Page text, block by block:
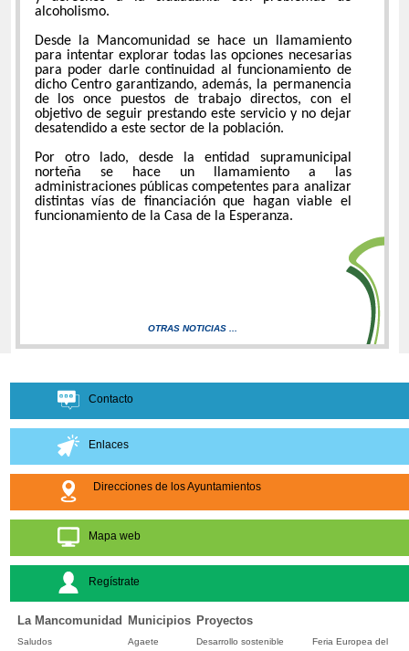
alcoholismo.
Desde la Mancomunidad se hace un llamamiento
para intentar explorar todas las opciones necesarias
para poder darle continuidad al funcionamiento de
dicho Centro garantizando, además, la permanencia
de los once puestos de trabajo directos, con el
objetivo de seguir prestando este servicio y no dejar
desatendido a este sector de la población.
Por otro lado, desde la entidad supramunicipal
norteña se hace un llamamiento a las
administraciones públicas competentes para analizar
distintas vías de financiación que hagan viable el
funcionamiento de la Casa de la Esperanza.
OTRAS NOTICIAS ...
Contacto
Enlaces
Direcciones de los Ayuntamientos
Mapa web
Regístrate
La Mancomunidad Municipios Proyectos
Saludos
Agaete
Desarrollo sostenible
Feria Europea del